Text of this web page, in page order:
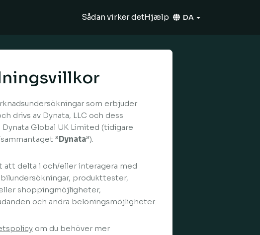
Sådan virker detHjælp DA
som erbjuder
drivs av Dynata, LLC och dess
Global UK Limited (tidigare
”Dynata”).
att delta i och/eller interagera med
produkttester,
shoppingmöjligheter,
och andra belöningsmöjligheter.
om du behöver mer